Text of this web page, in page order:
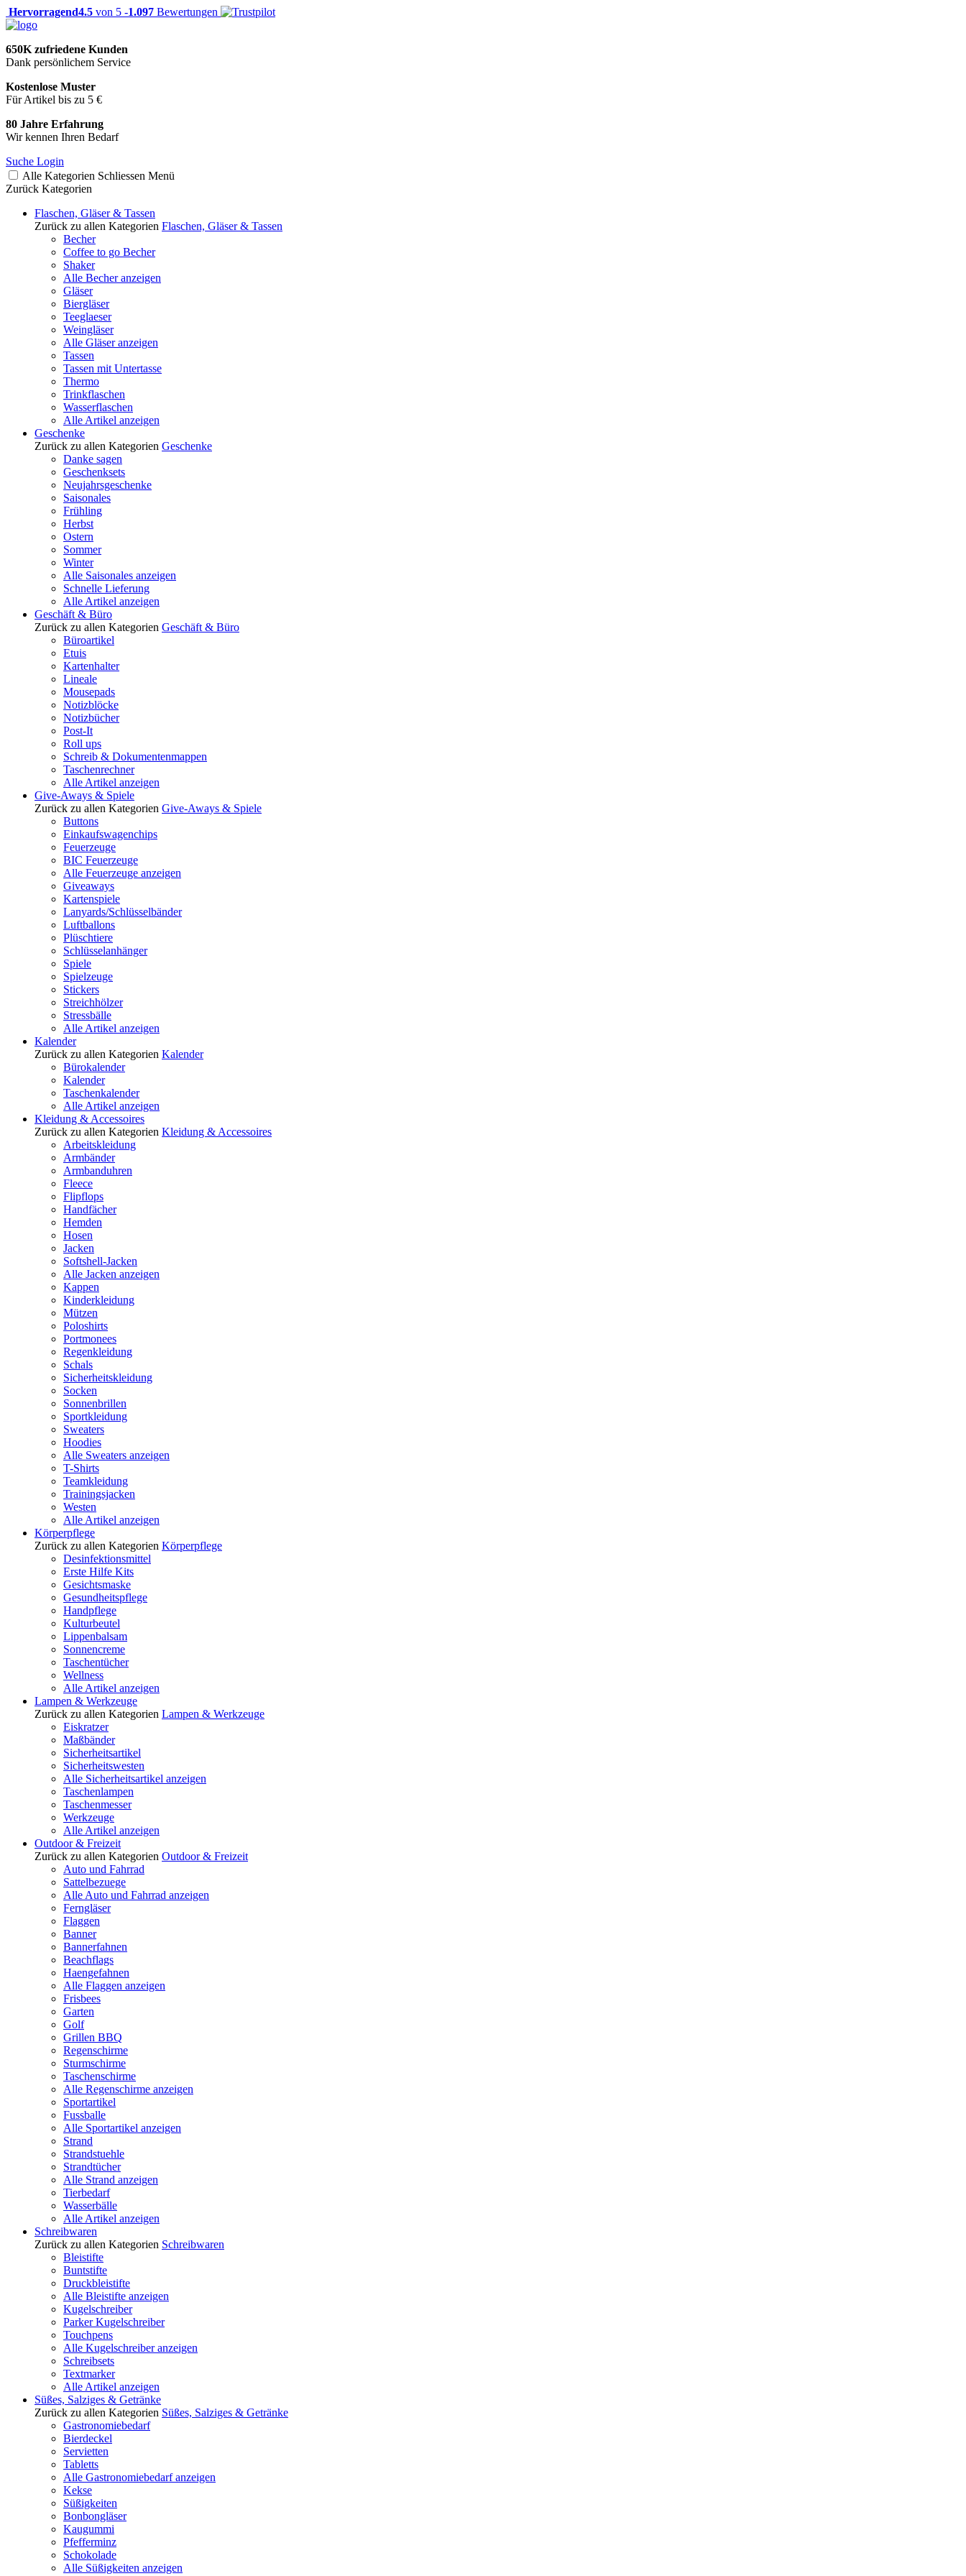
Hervorragend4.5 von 5 -1.097 Bewertungen
650K zufriedene Kunden
Dank persönlichem Service
Kostenlose Muster
Für Artikel bis zu 5 €
80 Jahre Erfahrung
Wir kennen Ihren Bedarf
Suche Login
Alle Kategorien Schliessen Menü
Zurück Kategorien
Flaschen, Gläser & Tassen
Zurück zu allen Kategorien Flaschen, Gläser & Tassen
Becher
Coffee to go Becher
Shaker
Alle Becher anzeigen
Gläser
Biergläser
Teeglaeser
Weingläser
Alle Gläser anzeigen
Tassen
Tassen mit Untertasse
Thermo
Trinkflaschen
Wasserflaschen
Alle Artikel anzeigen
Geschenke
Zurück zu allen Kategorien Geschenke
Danke sagen
Geschenksets
Neujahrsgeschenke
Saisonales
Frühling
Herbst
Ostern
Sommer
Winter
Alle Saisonales anzeigen
Schnelle Lieferung
Alle Artikel anzeigen
Geschäft & Büro
Zurück zu allen Kategorien Geschäft & Büro
Büroartikel
Etuis
Kartenhalter
Lineale
Mousepads
Notizblöcke
Notizbücher
Post-It
Roll ups
Schreib & Dokumentenmappen
Taschenrechner
Alle Artikel anzeigen
Give-Aways & Spiele
Zurück zu allen Kategorien Give-Aways & Spiele
Buttons
Einkaufswagenchips
Feuerzeuge
BIC Feuerzeuge
Alle Feuerzeuge anzeigen
Giveaways
Kartenspiele
Lanyards/Schlüsselbänder
Luftballons
Plüschtiere
Schlüsselanhänger
Spiele
Spielzeuge
Stickers
Streichhölzer
Stressbälle
Alle Artikel anzeigen
Kalender
Zurück zu allen Kategorien Kalender
Bürokalender
Kalender
Taschenkalender
Alle Artikel anzeigen
Kleidung & Accessoires
Zurück zu allen Kategorien Kleidung & Accessoires
Arbeitskleidung
Armbänder
Armbanduhren
Fleece
Flipflops
Handfächer
Hemden
Hosen
Jacken
Softshell-Jacken
Alle Jacken anzeigen
Kappen
Kinderkleidung
Mützen
Poloshirts
Portmonees
Regenkleidung
Schals
Sicherheitskleidung
Socken
Sonnenbrillen
Sportkleidung
Sweaters
Hoodies
Alle Sweaters anzeigen
T-Shirts
Teamkleidung
Trainingsjacken
Westen
Alle Artikel anzeigen
Körperpflege
Zurück zu allen Kategorien Körperpflege
Desinfektionsmittel
Erste Hilfe Kits
Gesichtsmaske
Gesundheitspflege
Handpflege
Kulturbeutel
Lippenbalsam
Sonnencreme
Taschentücher
Wellness
Alle Artikel anzeigen
Lampen & Werkzeuge
Zurück zu allen Kategorien Lampen & Werkzeuge
Eiskratzer
Maßbänder
Sicherheitsartikel
Sicherheitswesten
Alle Sicherheitsartikel anzeigen
Taschenlampen
Taschenmesser
Werkzeuge
Alle Artikel anzeigen
Outdoor & Freizeit
Zurück zu allen Kategorien Outdoor & Freizeit
Auto und Fahrrad
Sattelbezuege
Alle Auto und Fahrrad anzeigen
Ferngläser
Flaggen
Banner
Bannerfahnen
Beachflags
Haengefahnen
Alle Flaggen anzeigen
Frisbees
Garten
Golf
Grillen BBQ
Regenschirme
Sturmschirme
Taschenschirme
Alle Regenschirme anzeigen
Sportartikel
Fussballe
Alle Sportartikel anzeigen
Strand
Strandstuehle
Strandtücher
Alle Strand anzeigen
Tierbedarf
Wasserbälle
Alle Artikel anzeigen
Schreibwaren
Zurück zu allen Kategorien Schreibwaren
Bleistifte
Buntstifte
Druckbleistifte
Alle Bleistifte anzeigen
Kugelschreiber
Parker Kugelschreiber
Touchpens
Alle Kugelschreiber anzeigen
Schreibsets
Textmarker
Alle Artikel anzeigen
Süßes, Salziges & Getränke
Zurück zu allen Kategorien Süßes, Salziges & Getränke
Gastronomiebedarf
Bierdeckel
Servietten
Tabletts
Alle Gastronomiebedarf anzeigen
Kekse
Süßigkeiten
Bonbongläser
Kaugummi
Pfefferminz
Schokolade
Alle Süßigkeiten anzeigen